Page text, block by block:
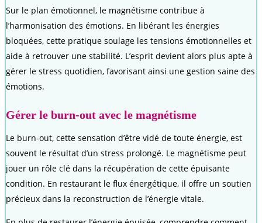
Sur le plan émotionnel, le magnétisme contribue à
l’harmonisation des émotions. En libérant les énergies
bloquées, cette pratique soulage les tensions émotionnelles et
aide à retrouver une stabilité. L’esprit devient alors plus apte à
gérer le stress quotidien, favorisant ainsi une gestion saine des
émotions.
Gérer le burn-out avec le magnétisme
Le burn-out, cette sensation d’être vidé de toute énergie, est
souvent le résultat d’un stress prolongé. Le magnétisme peut
jouer un rôle clé dans la récupération de cette épuisante
condition. En restaurant le flux énergétique, il offre un soutien
précieux dans la reconstruction de l’énergie vitale.